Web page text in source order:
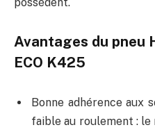
Avantages du pneu
ECO K425
Bonne adhérence aux
faible au roulement :